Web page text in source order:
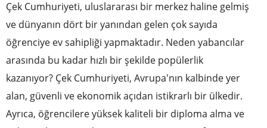
Çek Cumhuriyeti, uluslararası bir merkez haline gelmiş
ve dünyanın dört bir yanından gelen çok sayıda
öğrenciye ev sahipliği yapmaktadır. Neden yabancılar
arasında bu kadar hızlı bir şekilde popülerlik
kazanıyor? Çek Cumhuriyeti, Avrupa'nın kalbinde yer
alan, güvenli ve ekonomik açıdan istikrarlı bir ülkedir.
Ayrıca, öğrencilere yüksek kaliteli bir diploma alma ve